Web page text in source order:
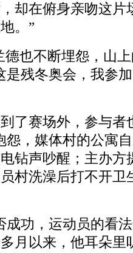
在俯身亲吻这片
。”
也不断埋怨，山上
是残冬奥会，我参
赛场外，参与者
怨，媒体村的公寓
钻声吵醒；主办方
村洗澡后打不开卫
功，运动员的看法
月以来，他耳朵里